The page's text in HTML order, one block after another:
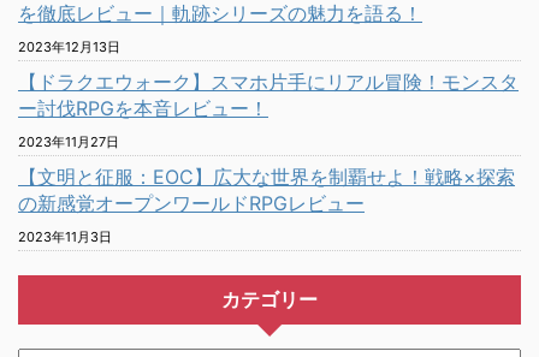
を徹底レビュー｜軌跡シリーズの魅力を語る！
2023年12月13日
【ドラクエウォーク】スマホ片手にリアル冒険！モンスタ
ー討伐RPGを本音レビュー！
2023年11月27日
【文明と征服：EOC】広大な世界を制覇せよ！戦略×探索
の新感覚オープンワールドRPGレビュー
2023年11月3日
カテゴリー